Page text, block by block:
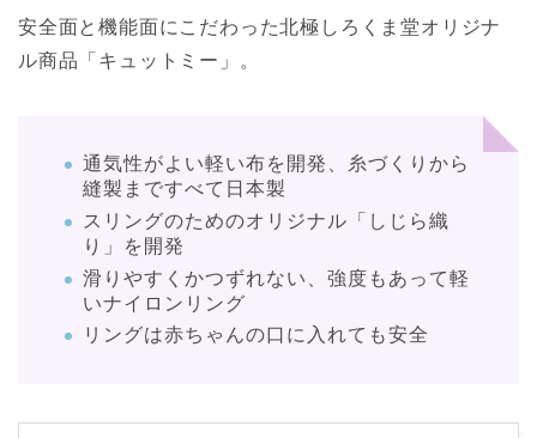
安全面と機能面にこだわった北極しろくま堂オリジナ
ル商品「キュットミー」。
通気性がよい軽い布を開発、糸づくりから
縫製まですべて日本製
スリングのためのオリジナル「しじら織
り」を開発
滑りやすくかつずれない、強度もあって軽
いナイロンリング
リングは赤ちゃんの口に入れても安全